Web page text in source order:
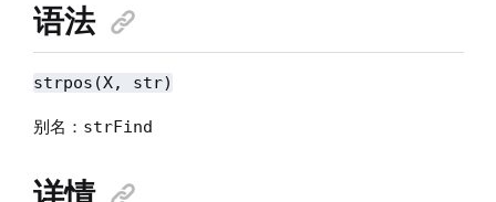
语法
strpos(X, str)
别名： strFind
详情